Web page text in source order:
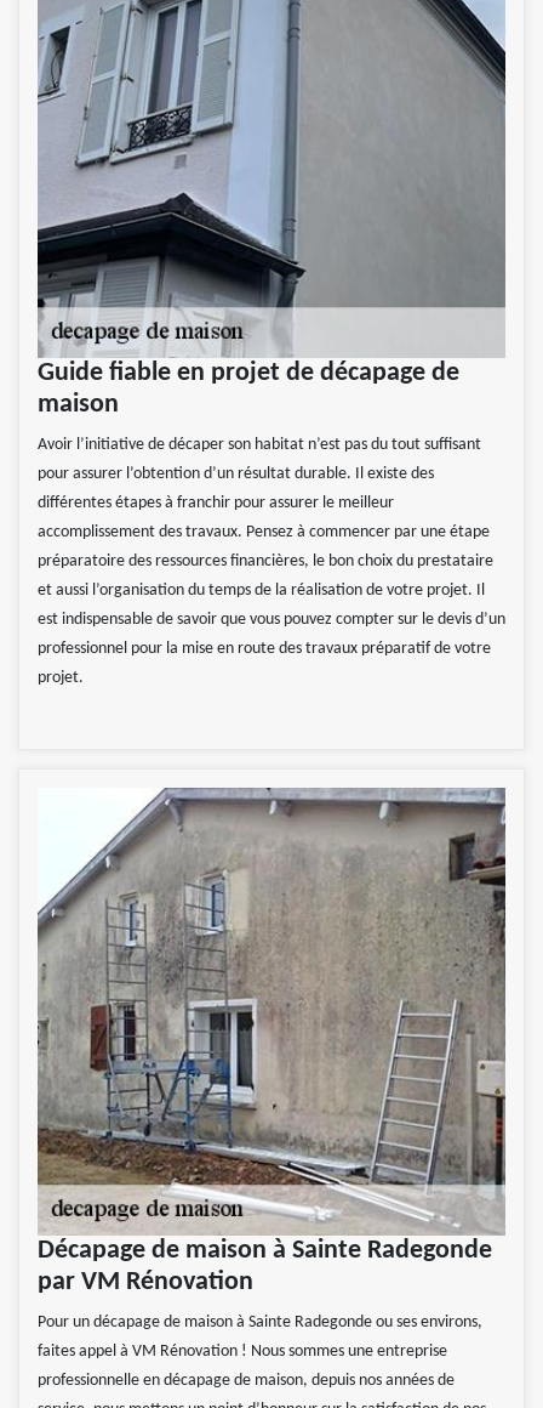
Guide fiable en projet de décapage de
maison
Avoir l’initiative de décaper son habitat n’est pas du tout suffisant
pour assurer l’obtention d’un résultat durable. Il existe des
différentes étapes à franchir pour assurer le meilleur
accomplissement des travaux. Pensez à commencer par une étape
préparatoire des ressources financières, le bon choix du prestataire
et aussi l’organisation du temps de la réalisation de votre projet. Il
est indispensable de savoir que vous pouvez compter sur le devis d’un
professionnel pour la mise en route des travaux préparatif de votre
projet.
Décapage de maison à Sainte Radegonde
par VM Rénovation
Pour un décapage de maison à Sainte Radegonde ou ses environs,
faites appel à VM Rénovation ! Nous sommes une entreprise
professionnelle en décapage de maison, depuis nos années de